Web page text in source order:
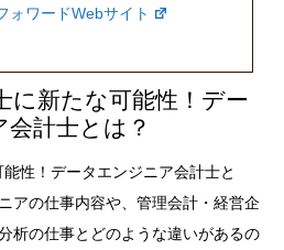
ォワードWebサイト
に新たな可能性！デー
計士とは？
性！データエンジニア会計士と
アの仕事内容や、管理会計・経営企
析の仕事とどのような違いがあるの